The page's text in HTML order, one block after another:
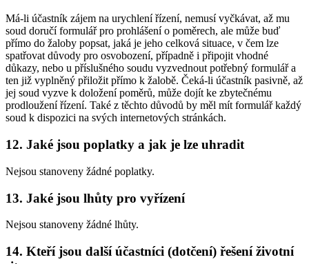
Má-li účastník zájem na urychlení řízení, nemusí vyčkávat, až mu
soud doručí formulář pro prohlášení o poměrech, ale může buď
přímo do žaloby popsat, jaká je jeho celková situace, v čem lze
spatřovat důvody pro osvobození, případně i připojit vhodné
důkazy, nebo u příslušného soudu vyzvednout potřebný formulář a
ten již vyplněný přiložit přímo k žalobě. Čeká-li účastník pasivně, až
jej soud vyzve k doložení poměrů, může dojít ke zbytečnému
prodloužení řízení. Také z těchto důvodů by měl mít formulář každý
soud k dispozici na svých internetových stránkách.
12. Jaké jsou poplatky a jak je lze uhradit
Nejsou stanoveny žádné poplatky.
13. Jaké jsou lhůty pro vyřízení
Nejsou stanoveny žádné lhůty.
14. Kteří jsou další účastníci (dotčení) řešení životní